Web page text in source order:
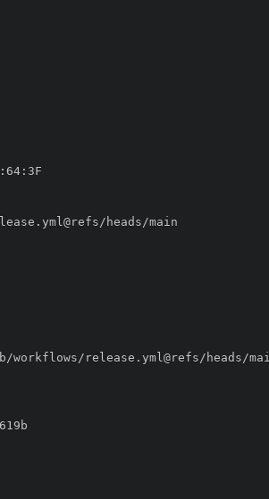
: 64: